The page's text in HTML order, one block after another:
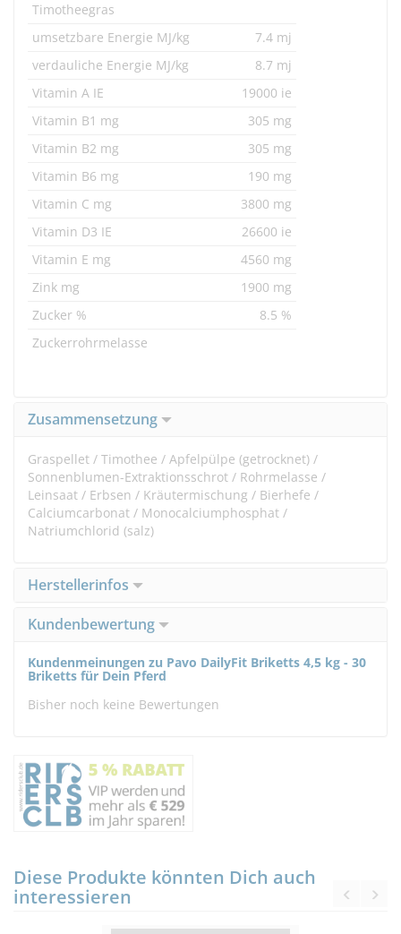
Timotheegras
umsetzbare Energie MJ/kg
7.4 mj
verdauliche Energie MJ/kg
8.7 mj
Vitamin A IE
19000 ie
Vitamin B1 mg
305 mg
Vitamin B2 mg
305 mg
Vitamin B6 mg
190 mg
Vitamin C mg
3800 mg
Vitamin D3 IE
26600 ie
Vitamin E mg
4560 mg
Zink mg
1900 mg
Zucker %
8.5 %
Zuckerrohrmelasse
Zusammensetzung
Graspellet / Timothee / Apfelpülpe (getrocknet) /
Sonnenblumen-Extraktionsschrot / Rohrmelasse /
Leinsaat / Erbsen / Kräutermischung / Bierhefe /
Calciumcarbonat / Monocalciumphosphat /
Natriumchlorid (salz)
Herstellerinfos
Kundenbewertung
Kundenmeinungen zu Pavo DailyFit Briketts 4,5 kg - 30
Briketts für Dein Pferd
Bisher noch keine Bewertungen
Diese Produkte könnten Dich auch
interessieren